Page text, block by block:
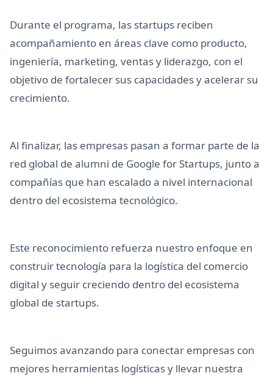
Durante el programa, las startups reciben
acompañamiento en áreas clave como producto,
ingeniería, marketing, ventas y liderazgo, con el
objetivo de fortalecer sus capacidades y acelerar su
crecimiento.
Al finalizar, las empresas pasan a formar parte de la
red global de alumni de Google for Startups, junto a
compañías que han escalado a nivel internacional
dentro del ecosistema tecnológico.
Este reconocimiento refuerza nuestro enfoque en
construir tecnología para la logística del comercio
digital y seguir creciendo dentro del ecosistema
global de startups.
Seguimos avanzando para conectar empresas con
mejores herramientas logísticas y llevar nuestra